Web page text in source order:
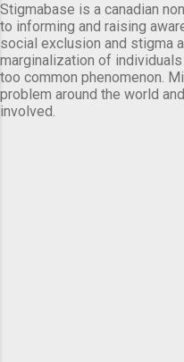
Stigmabase is a canadian
to informing and raising
social exclusion and stigma
marginalization of
too common phenomenon.
problem around the world
involved.